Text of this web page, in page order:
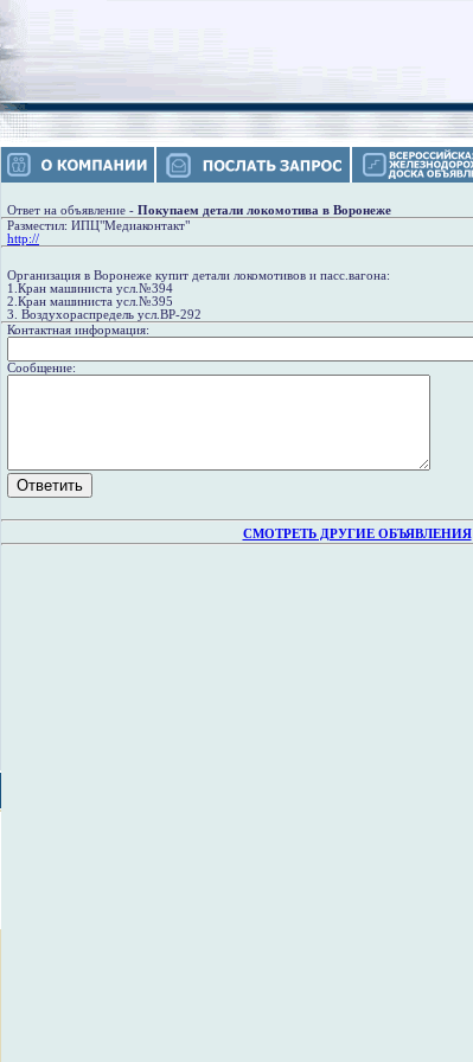
Ответ на объявление - Покупаем детали локомотива в Воронеже
Разместил: ИПЦ"Медиаконтакт"
http://
Организация в Воронеже купит детали локомотивов и пасс.вагона:
1.Кран машиниста усл.№394
2.Кран машиниста усл.№395
3. Воздухораспредель усл.ВР-292
Контактная информация:
Сообщение:
СМОТРЕТЬ ДРУГИЕ ОБЪЯВЛЕНИЯ